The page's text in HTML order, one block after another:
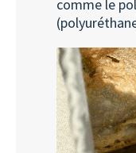
comme le